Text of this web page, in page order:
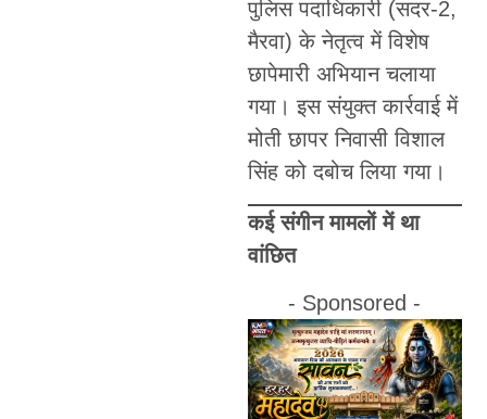
पुलिस पदाधिकारी (सदर-2,
मैरवा) के नेतृत्व में विशेष
छापेमारी अभियान चलाया
गया। इस संयुक्त कार्रवाई में
मोती छापर निवासी विशाल
सिंह को दबोच लिया गया।
कई संगीन मामलों में था
वांछित
- Sponsored -